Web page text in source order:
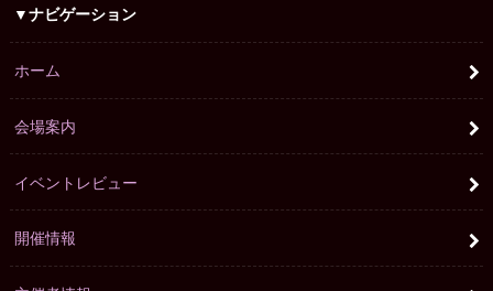
▼ナビゲーション
ホーム
会場案内
イベントレビュー
開催情報